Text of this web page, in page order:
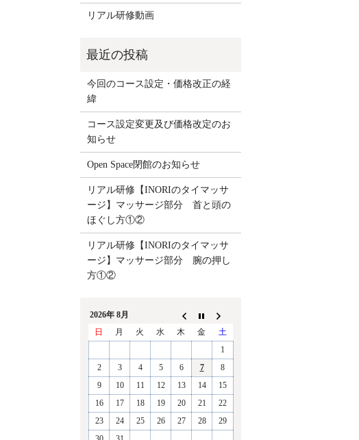
リアル研修動画
今回のコース設定・価格改正の経
緯
コース設定変更及び価格改定のお
知らせ
Open Space閉館のお知らせ
リアル研修【INORIのタイマッサ
ージ】マッサージ部分 首と頭の
ほぐし方①②
リアル研修【INORIのタイマッサ
ージ】マッサージ部分 腕の押し
方①②
2026年 8月
日
月 火 水 木 金
土
1
2
3 4 5 6 7
8
9
10 11 12 13 14
15
16
17 18 19 20 21
22
23
24 25 26 27 28
29